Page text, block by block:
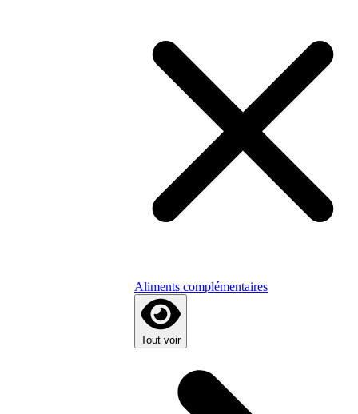
Aliments complémentaires
Tout voir